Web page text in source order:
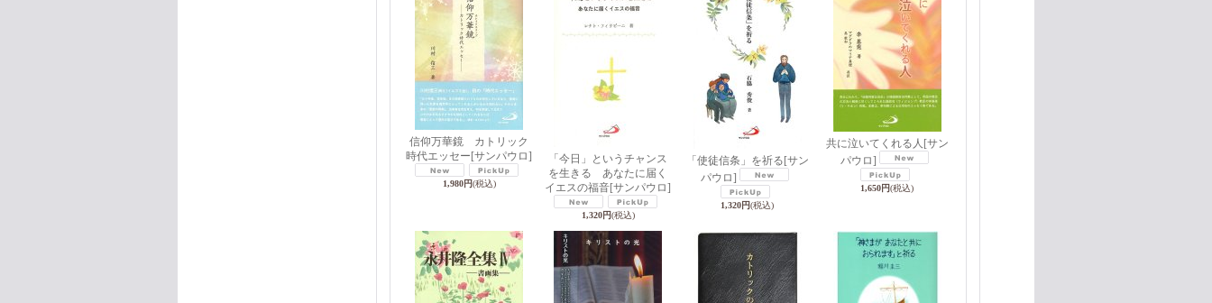
信仰万華鏡 カトリック
時代エッセー [サンパウロ]
1,980円(税込)
「今日」というチャンス
を生きる あなたに届く
イエスの福音[サンパウロ]
1,320円(税込)
「使徒信条」を祈る [サン
パウロ]
1,320円(税込)
共に泣いてくれる人 [サン
パウロ]
1,650円(税込)